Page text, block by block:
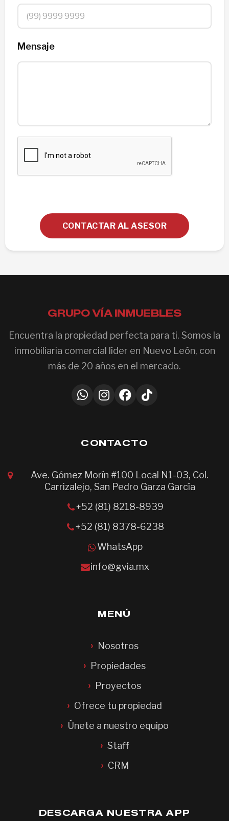
Mensaje
CONTACTAR AL ASESOR
GRUPO VÍA INMUEBLES
Encuentra la propiedad perfecta para ti. Somos la
inmobiliaria comercial líder en Nuevo León, con
más de 20 años en el mercado.
CONTACTO
Ave. Gómez Morín #100 Local N1-03, Col.
Carrizalejo, San Pedro Garza García
+52 (81) 8218-8939
+52 (81) 8378-6238
WhatsApp
info@gvia.mx
MENÚ
Nosotros
Propiedades
Proyectos
Ofrece tu propiedad
Únete a nuestro equipo
Staff
CRM
DESCARGA NUESTRA APP